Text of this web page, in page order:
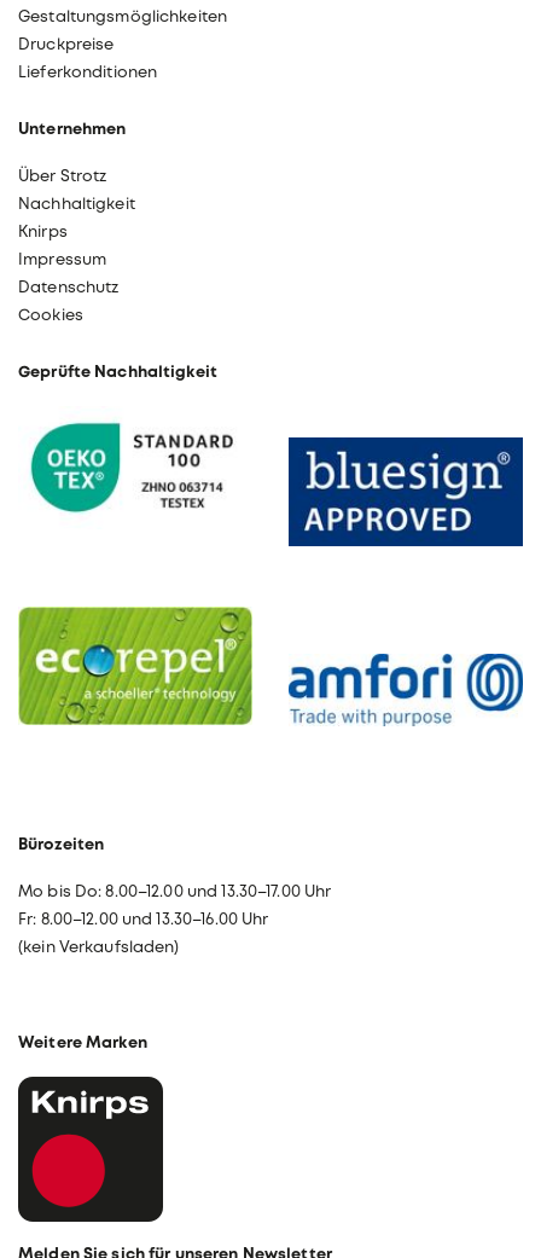
Gestaltungsmöglichkeiten
Druckpreise
Lieferkonditionen
Unternehmen
Über Strotz
Nachhaltigkeit
Knirps
Impressum
Datenschutz
Cookies
Geprüfte Nachhaltigkeit
Bürozeiten
Mo bis Do: 8.00–12.00 und 13.30–17.00 Uhr
Fr: 8.00–12.00 und 13.30–16.00 Uhr
(kein Verkaufsladen)
Weitere Marken
Melden Sie sich für unseren Newsletter